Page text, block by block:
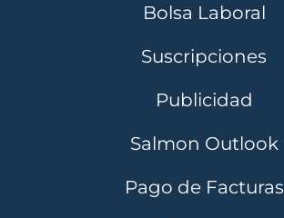
Bolsa Laboral
Suscripciones
Publicidad
Salmon Outlook
Pago de Facturas